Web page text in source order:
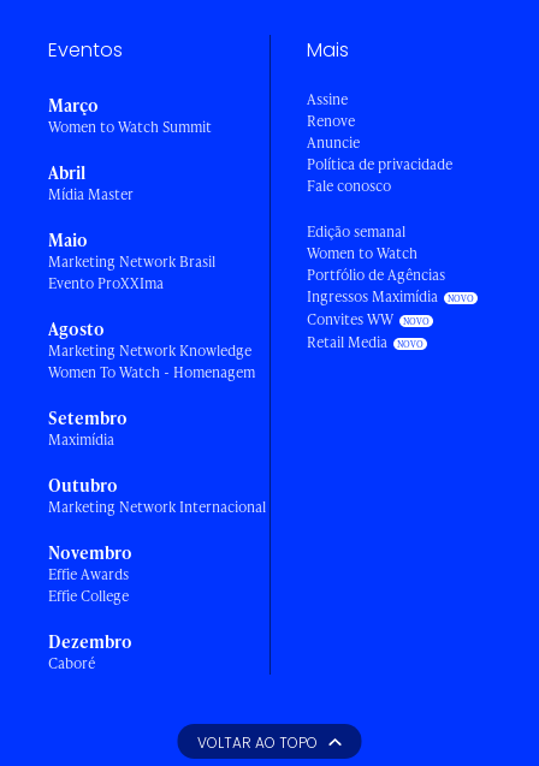
Eventos
Março
Women to Watch Summit
Abril
Mídia Master
Maio
Marketing Network Brasil
Evento ProXXIma
Agosto
Marketing Network Knowledge
Women To Watch - Homenagem
Setembro
Maximídia
Outubro
Marketing Network Internacional
Novembro
Effie Awards
Effie College
Dezembro
Caboré
Mais
Assine
Renove
Anuncie
Política de privacidade
Fale conosco
Edição semanal
Women to Watch
Portfólio de Agências
Ingressos Maximídia
Convites WW
Retail Media
VOLTAR AO TOPO